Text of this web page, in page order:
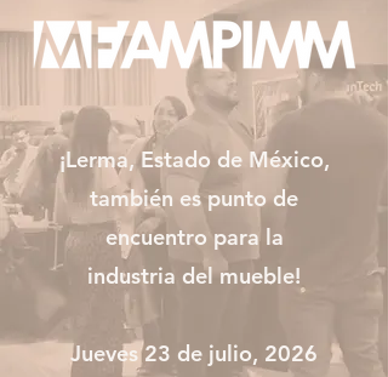
¡Lerma, Estado de México,
también es punto de
encuentro para la
industria del mueble!
Jueves 23 de julio, 2026